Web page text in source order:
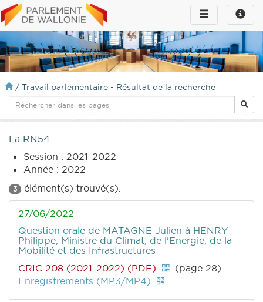
Toggle
infos
Toggle
navigation
/ Travail parlementaire - Résultat de la recherche
La RN54
Session : 2021-2022
Année : 2022
3 élément(s) trouvé(s).
27/06/2022
Question orale de MATAGNE Julien à HENRY
Philippe, Ministre du Climat, de l'Energie, de la
Mobilité et des Infrastructures
CRIC 208 (2021-2022) (PDF)
(page 28)
Enregistrements (MP3/MP4)